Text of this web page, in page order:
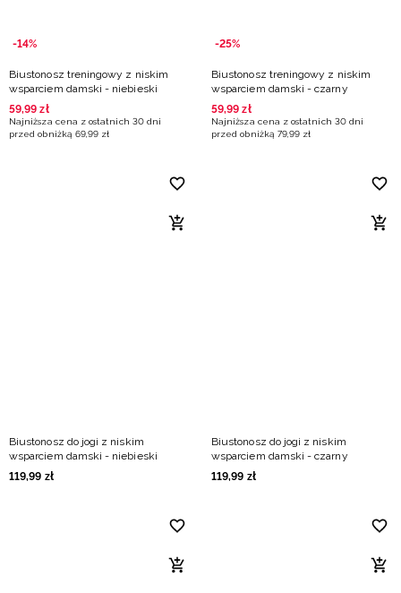
-14%
Biustonosz treningowy z niskim
wsparciem damski - niebieski
59,99 zł
Najniższa cena z ostatnich 30 dni
przed obniżką 69,99 zł
-25%
Biustonosz treningowy z niskim
wsparciem damski - czarny
59,99 zł
Najniższa cena z ostatnich 30 dni
przed obniżką 79,99 zł
Biustonosz do jogi z niskim
wsparciem damski - niebieski
119,99 zł
Biustonosz do jogi z niskim
wsparciem damski - czarny
119,99 zł